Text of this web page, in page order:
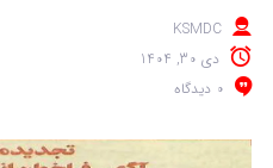
KSMDC
دی 30, 1404
0 دیدگاه